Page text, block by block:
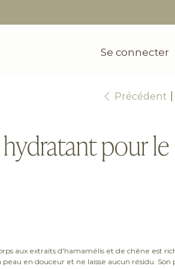
Se connecter
Précédent
pour le
aux extraits d'hamamélis et de chêne est
en douceur et ne laisse aucun résidu. Son